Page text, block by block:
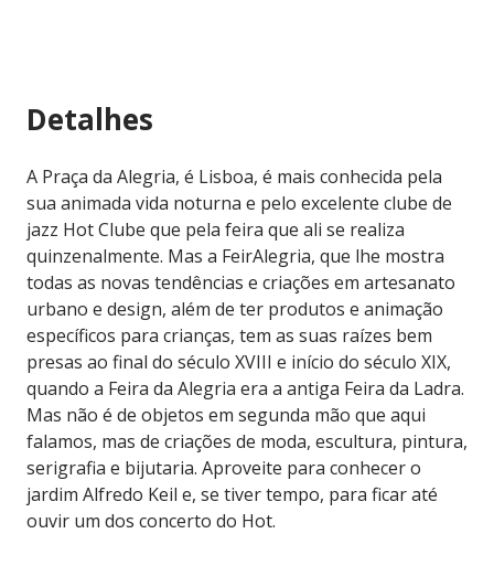
Detalhes
A Praça da Alegria, é Lisboa, é mais conhecida pela
sua animada vida noturna e pelo excelente clube de
jazz Hot Clube que pela feira que ali se realiza
quinzenalmente. Mas a FeirAlegria, que lhe mostra
todas as novas tendências e criações em artesanato
urbano e design, além de ter produtos e animação
específicos para crianças, tem as suas raízes bem
presas ao final do século XVIII e início do século XIX,
quando a Feira da Alegria era a antiga Feira da Ladra.
Mas não é de objetos em segunda mão que aqui
falamos, mas de criações de moda, escultura, pintura,
serigrafia e bijutaria. Aproveite para conhecer o
jardim Alfredo Keil e, se tiver tempo, para ficar até
ouvir um dos concerto do Hot.